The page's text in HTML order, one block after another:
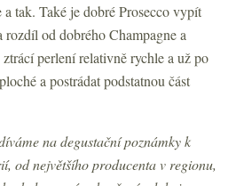
tak. Také je dobré Prosecco vypít
od dobrého Champagne a
perlení relativně rychle a už po
a postrádat podstatnou část
na degustační poznámky k
od největšího producenta v regionu,